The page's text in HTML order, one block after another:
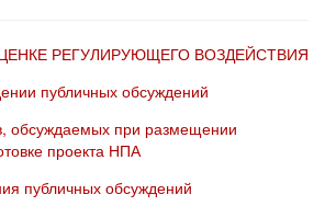
РЕГУЛИРУЮЩЕГО ВОЗДЕЙСТВИЯ
публичных обсуждений
обсуждаемых при размещении
проекта НПА
публичных обсуждений